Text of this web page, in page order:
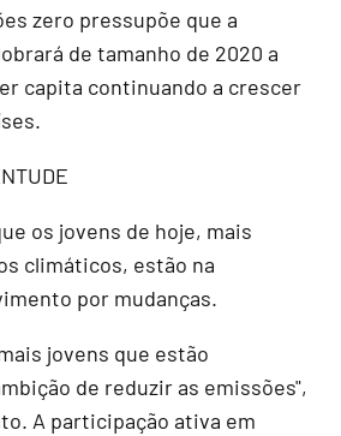
zero pressupõe que a
de tamanho de 2020 a
capita continuando a crescer
os jovens de hoje, mais
climáticos, estão na
por mudanças.
jovens que estão
de reduzir as emissões",
A participação ativa em